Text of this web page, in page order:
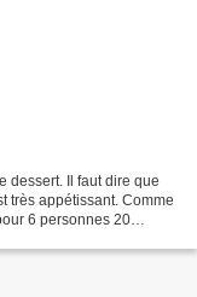
dessert. Il faut dire que
très appétissant. Comme
6 personnes 20